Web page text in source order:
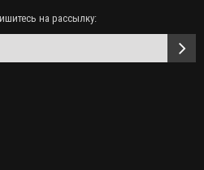
на рассылку: